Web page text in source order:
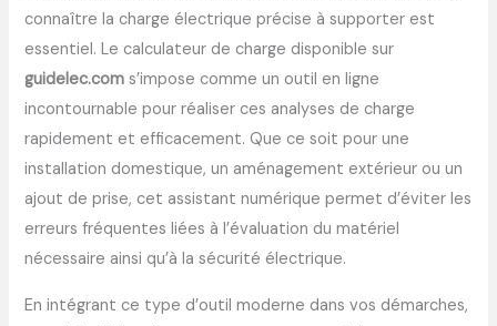
connaître la charge électrique précise à supporter est
essentiel. Le calculateur de charge disponible sur
guidelec.com s’impose comme un outil en ligne
incontournable pour réaliser ces analyses de charge
rapidement et efficacement. Que ce soit pour une
installation domestique, un aménagement extérieur ou un
ajout de prise, cet assistant numérique permet d’éviter les
erreurs fréquentes liées à l’évaluation du matériel
nécessaire ainsi qu’à la sécurité électrique.
En intégrant ce type d’outil moderne dans vos démarches,